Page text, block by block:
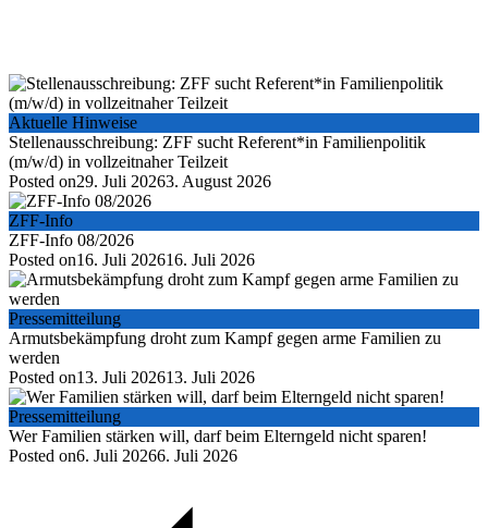
Aktuelle Hinweise
Stellenausschreibung: ZFF sucht Referent*in Familienpolitik
(m/w/d) in vollzeitnaher Teilzeit
Posted on29. Juli 20263. August 2026
ZFF-Info
ZFF-Info 08/2026
Posted on16. Juli 202616. Juli 2026
Pressemitteilung
Armutsbekämpfung droht zum Kampf gegen arme Familien zu
werden
Posted on13. Juli 202613. Juli 2026
Pressemitteilung
Wer Familien stärken will, darf beim Elterngeld nicht sparen!
Posted on6. Juli 20266. Juli 2026